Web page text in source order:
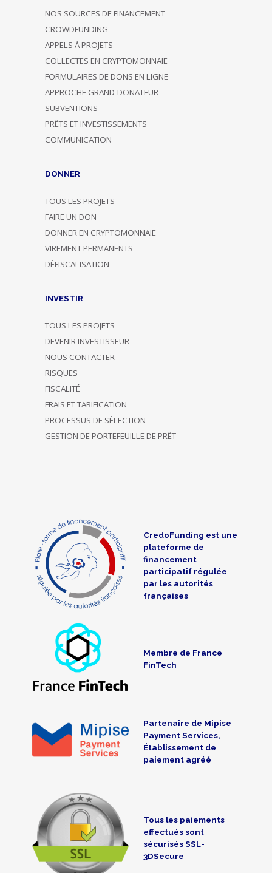
NOS SOURCES DE FINANCEMENT
CROWDFUNDING
APPELS À PROJETS
COLLECTES EN CRYPTOMONNAIE
FORMULAIRES DE DONS EN LIGNE
APPROCHE GRAND-DONATEUR
SUBVENTIONS
PRÊTS ET INVESTISSEMENTS
COMMUNICATION
DONNER
TOUS LES PROJETS
FAIRE UN DON
DONNER EN CRYPTOMONNAIE
VIREMENT PERMANENTS
DÉFISCALISATION
INVESTIR
TOUS LES PROJETS
DEVENIR INVESTISSEUR
NOUS CONTACTER
RISQUES
FISCALITÉ
FRAIS ET TARIFICATION
PROCESSUS DE SÉLECTION
GESTION DE PORTEFEUILLE DE PRÊT
CredoFunding est une
plateforme de
financement
participatif régulée
par les autorités
françaises
Membre de France
FinTech
Partenaire de Mipise
Payment Services,
Établissement de
paiement agréé
Tous les paiements
effectués sont
sécurisés SSL-
3DSecure